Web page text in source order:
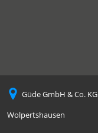
Güde GmbH & Co.
Wolpertshausen